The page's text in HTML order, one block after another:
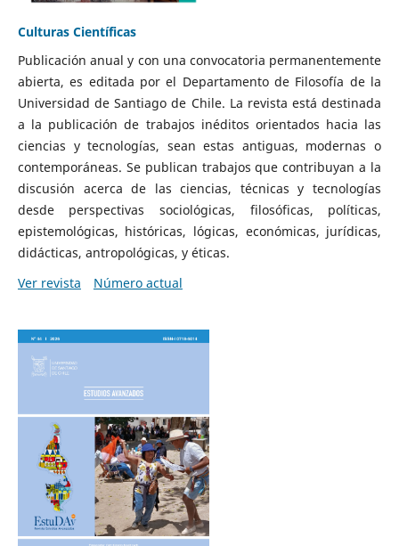
Culturas Científicas
Publicación anual y con una convocatoria permanentemente
abierta, es editada por el Departamento de Filosofía de la
Universidad de Santiago de Chile. La revista está destinada
a la publicación de trabajos inéditos orientados hacia las
ciencias y tecnologías, sean estas antiguas, modernas o
contemporáneas. Se publican trabajos que contribuyan a la
discusión acerca de las ciencias, técnicas y tecnologías
desde perspectivas sociológicas, filosóficas, políticas,
epistemológicas, históricas, lógicas, económicas, jurídicas,
didácticas, antropológicas, y éticas.
Ver revista
Número actual